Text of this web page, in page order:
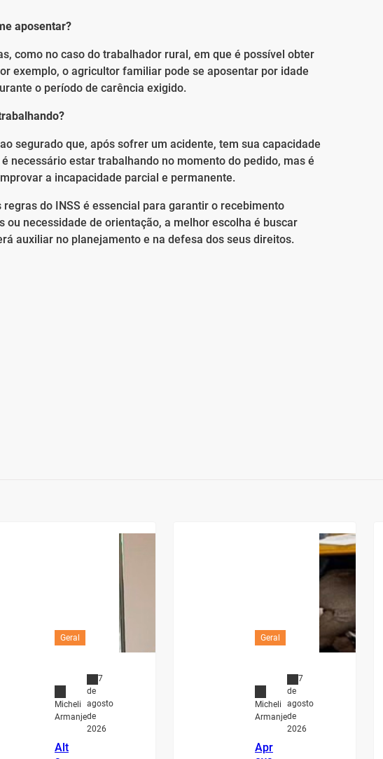
aposentar?
como no caso do trabalhador rural, em que é possível obter
exemplo, o agricultor familiar pode se aposentar por idade
o período de carência exigido.
segurado que, após sofrer um acidente, tem sua capacidade
necessário estar trabalhando no momento do pedido, mas é
a incapacidade parcial e permanente.
do INSS é essencial para garantir o recebimento
ou necessidade de orientação, a melhor escolha é buscar
auxiliar no planejamento e na defesa dos seus direitos.
Geral
Micheli
Armanje
7
de
agosto
de
2026
Alt
Geral
Micheli
Armanje
7
de
agosto
de
2026
Apr